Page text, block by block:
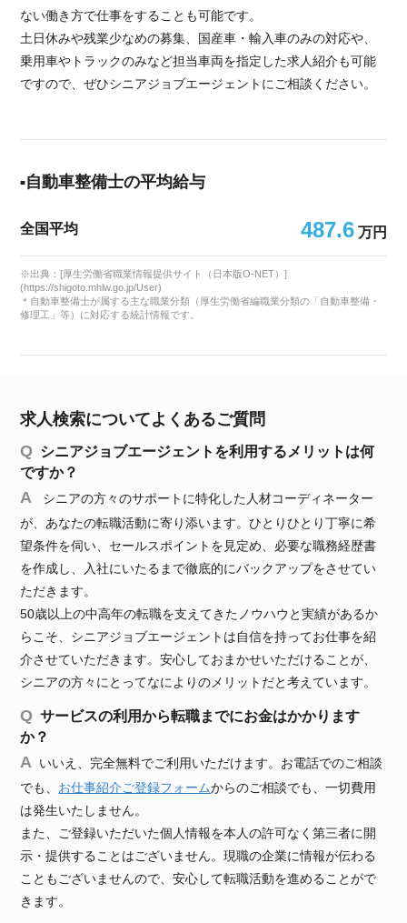
ない働き方で仕事をすることも可能です。
土日休みや残業少なめの募集、国産車・輸入車のみの対応や、
乗用車やトラックのみなど担当車両を指定した求人紹介も可能
ですので、ぜひシニアジョブエージェントにご相談ください。
自動車整備士の平均給与
全国平均 487.6 万円
※出典：[厚生労働省職業情報提供サイト（日本版O-NET）]
(https://shigoto.mhlw.go.jp/User)
＊自動車整備士が属する主な職業分類（厚生労働省編職業分類の「自動車整備・
修理工」等）に対応する統計情報です。
求人検索についてよくあるご質問
シニアジョブエージェントを利用するメリットは何
ですか？
シニアの方々のサポートに特化した人材コーディネーター
が、あなたの転職活動に寄り添います。ひとりひとり丁寧に希
望条件を伺い、セールスポイントを見定め、必要な職務経歴書
を作成し、入社にいたるまで徹底的にバックアップをさせてい
ただきます。
50歳以上の中高年の転職を支えてきたノウハウと実績があるか
らこそ、シニアジョブエージェントは自信を持ってお仕事を紹
介させていただきます。安心しておまかせいただけることが、
シニアの方々にとってなによりのメリットだと考えています。
サービスの利用から転職までにお金はかかります
か？
いいえ、完全無料でご利用いただけます。お電話でのご相談
でも、 お仕事紹介ご登録フォームからのご相談でも、一切費用
は発生いたしません。
また、ご登録いただいた個人情報を本人の許可なく第三者に開
示・提供することはございません。現職の企業に情報が伝わる
こともございませんので、安心して転職活動を進めることがで
きます。